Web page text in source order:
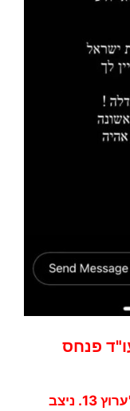
פנחס
"ערוץ 13. ניצב